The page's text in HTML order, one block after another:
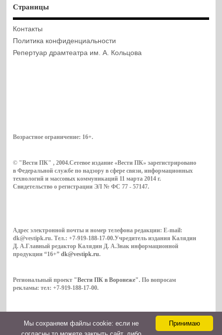
Страницы
Контакты
Политика конфиденциальности
Репертуар драмтеатра им. А. Кольцова
Возрастное ограничение: 16+.
© "Вести ПК" , 2004.Сетевое издание «Вести ПК» зарегистрировано
в Федеральной службе по надзору в сфере связи, информационных
технологий и массовых коммуникаций 11 марта 2014 г.
Свидетельство о регистрации ЭЛ № ФС 77 - 57147.
Адрес электронной почты и номер телефона редакции: E-mail:
dk@vestipk.ru. Тел.: +7-919-188-17-00.Учредитель издания Калядин
Д. А.Главный редактор Калядин Д. А.Знак информационной
продукции “16+”dk@vestipk.ru.
Региональный проект "Вести ПК в Воронеже". По вопросам
рекламы: тел: +7-919-188-17-00.
Copyright © 2026. ВестиПК в Воронеже Принимаю
Мы cохраняем файлы cookie: если не